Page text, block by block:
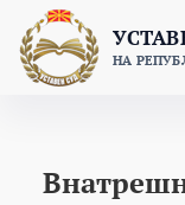
content
НА